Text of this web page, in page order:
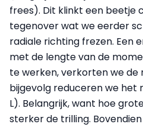
frees). Dit klinkt een beetje
tegenover wat we eerder
radiale richting frezen. Een
met de lengte van de
te werken, verkorten we
bijgevolg reduceren we het
L). Belangrijk, want hoe
sterker de trilling.